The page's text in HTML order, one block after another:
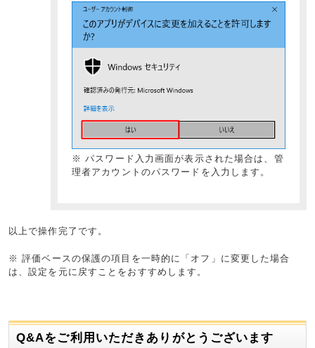
※ パスワード入力画面が表示された場合は、管
理者アカウントのパスワードを入力します。
以上で操作完了です。
※ 評価ベースの保護の項目を一時的に「オフ」に変更した場合
は、設定を元に戻すことをおすすめします。
Q&Aをご利用いただきありがとうございます